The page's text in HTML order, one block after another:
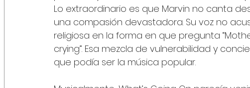
Lo extraordinario es que Marvin no canta
una compasión devastadora. Su voz no
religiosa en la forma en que pregunta
crying”. Esa mezcla de vulnerabilidad y
que podía ser la música popular.